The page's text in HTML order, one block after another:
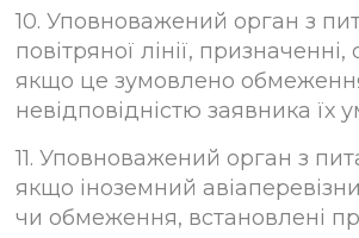
10. Уповноважений орган з
повітряної лінії,
якщо це зумовлено
невідповідністю заявника їх
11. Уповноважений орган з
якщо іноземний
чи обмеження, встановлені